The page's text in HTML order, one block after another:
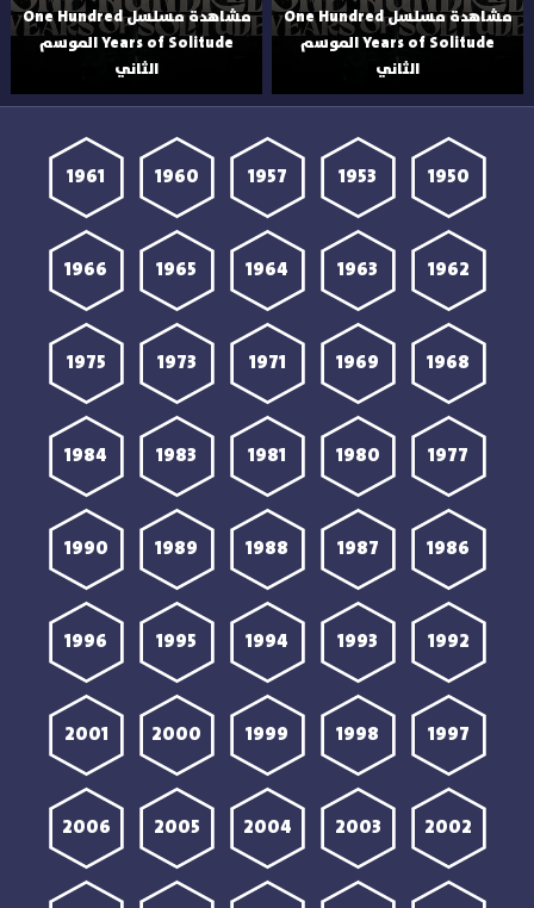
مشاهدة مسلسل One Hundred
Years of Solitude الموسم
الثاني
مشاهدة مسلسل One Hundred
Years of Solitude الموسم
الثاني
1950
1953
1957
1960
1961
1962
1963
1964
1965
1966
1968
1969
1971
1973
1975
1977
1980
1981
1983
1984
1986
1987
1988
1989
1990
1992
1993
1994
1995
1996
1997
1998
1999
2000
2001
2002
2003
2004
2005
2006